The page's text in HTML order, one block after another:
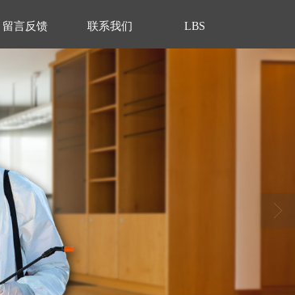
留言反馈 联系我们 LBS